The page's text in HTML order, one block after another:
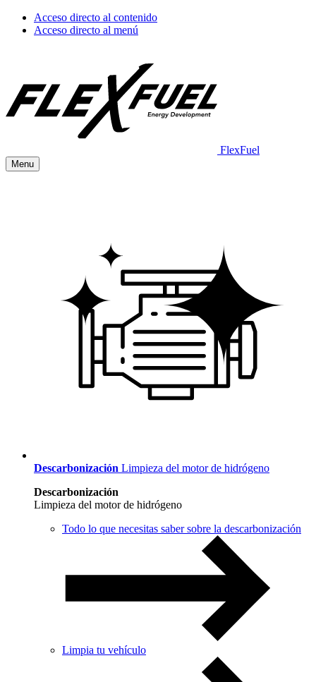
Acceso directo al contenido
Acceso directo al menú
FlexFuel
Menu
Descarbonización Limpieza del motor de hidrógeno
Descarbonización
Limpieza del motor de hidrógeno
Todo lo que necesitas saber sobre la descarbonización
Limpia tu vehículo